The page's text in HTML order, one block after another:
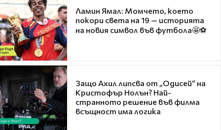
Ламин Ямал: Момчето, което
покори света на 19 — историята
на новия символ във футбола🤩⚽
Защо Ахил липсва от „Одисей“ на
Кристофър Нолън? Най-
странното решение във филма
всъщност има логика